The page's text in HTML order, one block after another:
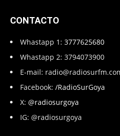
CONTACTO
Whastapp 1: 3777625680
Whastapp 2: 3794073900
E-mail:
Facebook: /RadioSurGoya
X: @radiosurgoya
IG: @radiosurgoya